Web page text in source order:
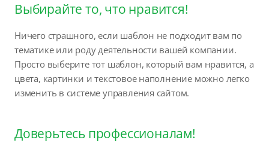
Выбирайте то, что нравится!
Ничего страшного, если шаблон не подходит вам по
тематике или роду деятельности вашей компании.
Просто выберите тот шаблон, который вам нравится, а
цвета, картинки и текстовое наполнение можно легко
изменить в системе управления сайтом.
Доверьтесь профессионалам!